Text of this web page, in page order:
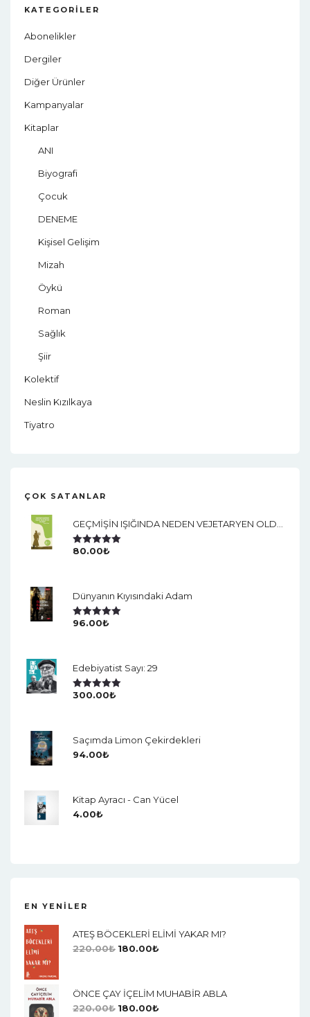
KATEGORILER
Abonelikler
Dergiler
Diğer Ürünler
Kampanyalar
Kitaplar
ANI
Biyografi
Çocuk
DENEME
Kişisel Gelişim
Mizah
Öykü
Roman
Sağlık
Şiir
Kolektif
Neslin Kızılkaya
Tiyatro
ÇOK SATANLAR
5 Üzerinden
80.00₺
Dünyanın Kıyısındaki Adam
5 Üzerinden
96.00₺
Edebiyatist Sayı: 29
5 Üzerinden
300.00₺
Saçımda Limon Çekirdekleri
94.00₺
Kitap Ayracı - Can Yücel
4.00₺
EN YENILER
ATEŞ BÖCEKLERİ ELİMİ YAKAR MI?
220.00₺ 180.00₺
ÖNCE ÇAY İÇELİM MUHABİR ABLA
220.00₺ 180.00₺